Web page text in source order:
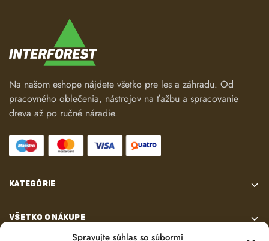
Spravujte súhlas so súbormi
Na našom eshope nájdete všetko pre les a záhradu. Od
pracovného oblečenia, nástrojov na ťažbu a spracovanie
dreva až po ručné náradie.
KATEGÓRIE
VŠETKO O NÁKUPE